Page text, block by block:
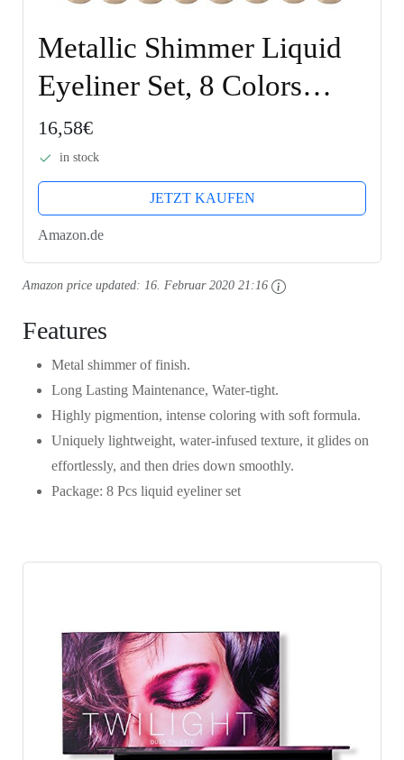
Metallic Shimmer Liquid
Eyeliner Set, 8 Colors
Glitter Metal Waterproof
Liquid Eyeshadow Pencil
16,58€
in stock
JETZT KAUFEN
Amazon.de
Amazon price updated: 16. Februar 2020 21:16
Features
Metal shimmer of finish.
Long Lasting Maintenance, Water-tight.
Highly pigmention, intense coloring with soft formula.
Uniquely lightweight, water-infused texture, it glides on
effortlessly, and then dries down smoothly.
Package: 8 Pcs liquid eyeliner set